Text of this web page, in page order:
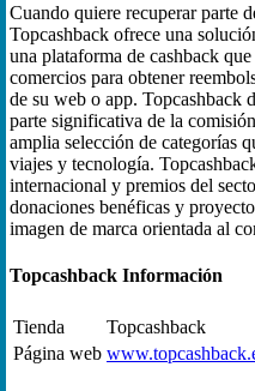
Cuando quiere recuperar parte
Topcashback ofrece una
una plataforma de cashback
comercios para obtener
de su web o app. Topcashback
parte significativa de la
amplia selección de categorías
viajes y tecnología.
internacional y premios del
donaciones benéficas y
imagen de marca orientada al
Topcashback Información
Tienda
Topcashback
Página web